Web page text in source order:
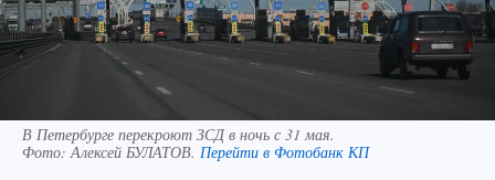
В Петербурге перекроют ЗСД в ночь с 31 мая.
Фото:Алексей БУЛАТОВ. Перейти в Фотобанк КП